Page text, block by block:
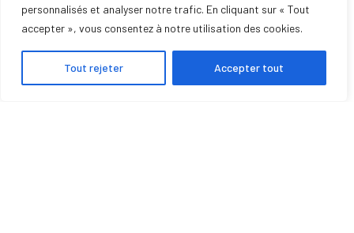
personnalisés et analyser notre trafic. En cliquant sur « Tout
accepter », vous consentez à notre utilisation des cookies.
Tout rejeter Accepter tout